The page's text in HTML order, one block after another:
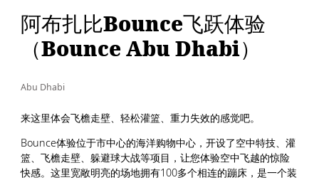
阿布扎比Bounce飞跃体验
（Bounce Abu Dhabi）
Abu Dhabi
来这里体会飞檐走壁、轻松灌篮、重力失效的感觉吧。
Bounce体验位于市中心的海洋购物中心，开设了空中特技、灌
篮、飞檐走壁、躲避球大战等项目，让您体验空中飞越的惊险
快感。这里宽敞明亮的场地拥有100多个相连的蹦床，是一个装